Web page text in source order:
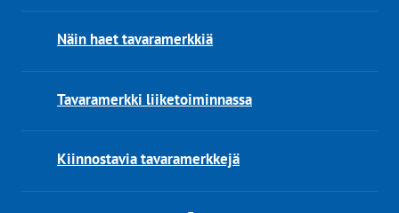
Näin haet tavaramerkkiä
Tavaramerkki liiketoiminnassa
Kiinnostavia tavaramerkkejä